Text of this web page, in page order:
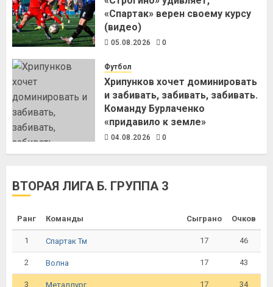
«Спартак» верен своему курсу
(видео)
05.08.2026 0
Футбол
Хрипунков хочет доминировать
и забивать, забивать, забивать.
Команду Бурлаченко
«придавило к земле»
04.08.2026 0
ВТОРАЯ ЛИГА Б. ГРУППА 3
Ранг Команды Сыграно Очков
1 Спартак Тм 17 46
2 Волна 17 43
3 Металлург 17 34